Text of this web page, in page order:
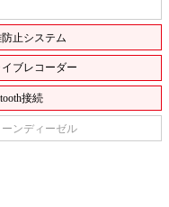
止システム
イブレコーダー
接続
ーンディーゼル